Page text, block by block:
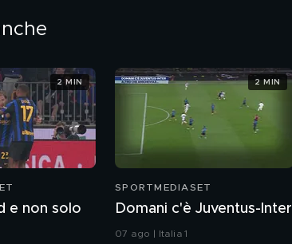
e non solo
2 MIN
SPORTMEDIASET
Domani c'è Juventus-Inter
07 ago | Italia 1
2 MIN